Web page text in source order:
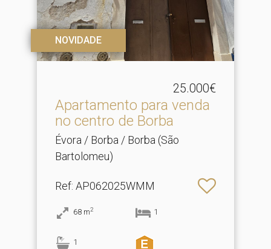
NOVIDADE
25.000€
Apartamento para venda
no centro de Borba
Évora / Borba / Borba (São
Bartolomeu)
Ref: AP062025WMM
68 m2 1
1